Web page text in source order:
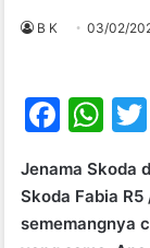
B K 03/02/
F
c
e
W
at
s
Jenama Skoda
Skoda Fabia
sememangnya